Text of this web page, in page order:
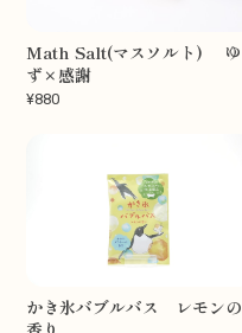
Math Salt(マスソルト) ゆ
ず×感謝
¥880
かき氷バブルバス レモンの